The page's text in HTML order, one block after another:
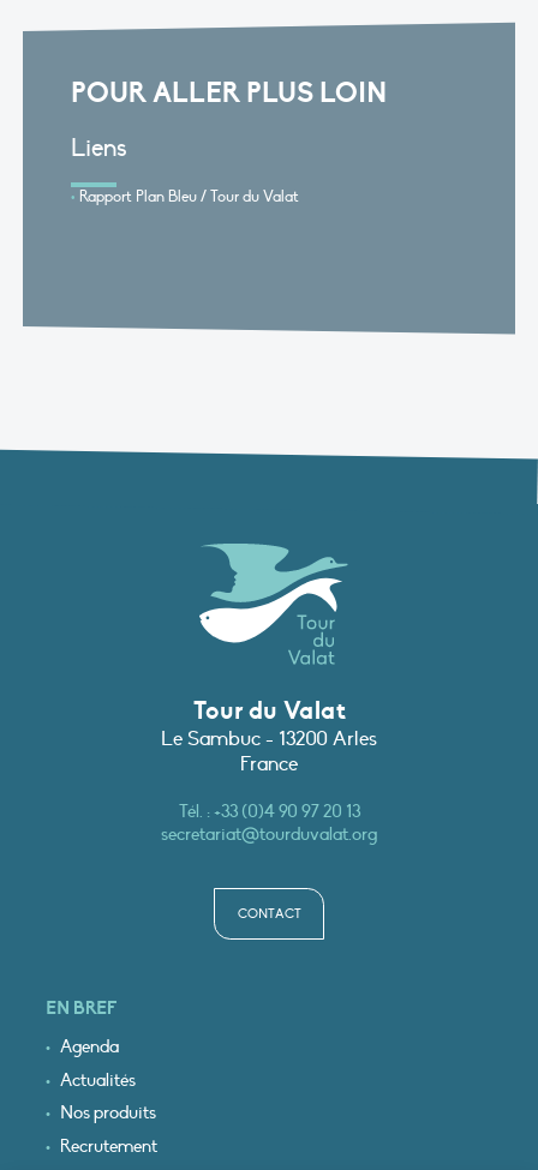
POUR ALLER PLUS LOIN
Liens
Rapport Plan Bleu / Tour du Valat
Tour du Valat
Le Sambuc - 13200 Arles
France
Tél. :+33 (0)4 90 97 20 13
secretariat@tourduvalat.org
CONTACT
EN BREF
Agenda
Actualités
Nos produits
Recrutement